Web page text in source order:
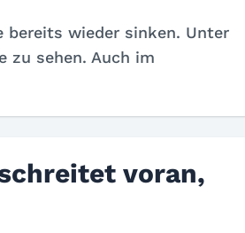
bereits wieder sinken. Unter
zu sehen. Auch im
voran,